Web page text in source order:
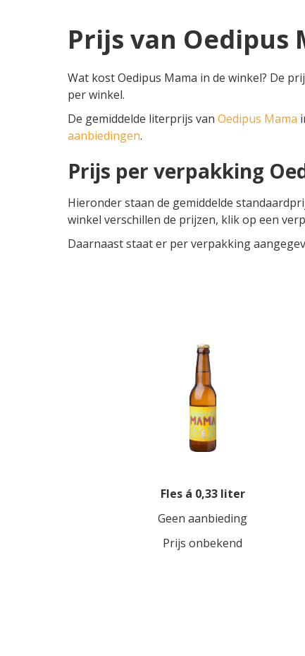
Prijs van Oedipus
Wat kost Oedipus Mama in de winkel? De
per winkel.
De gemiddelde literprijs van Oedipus Mama
aanbiedingen.
Prijs per verpakking
Hieronder staan de gemiddelde
winkel verschillen de prijzen, klik op een
Daarnaast staat er per verpakking
Fles á 0,33 liter
Geen aanbieding
Prijs onbekend